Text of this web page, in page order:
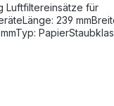
Luftfiltereinsätze für
239